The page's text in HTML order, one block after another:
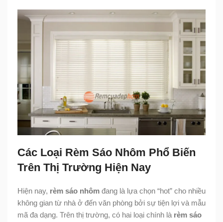
Các Loại Rèm Sáo Nhôm Phổ Biến
Trên Thị Trường Hiện Nay
Hiện nay, rèm sáo nhôm đang là lựa chọn “hot” cho nhiều
không gian từ nhà ở đến văn phòng bởi sự tiện lợi và mẫu
mã đa dạng. Trên thị trường, có hai loại chính là rèm sáo